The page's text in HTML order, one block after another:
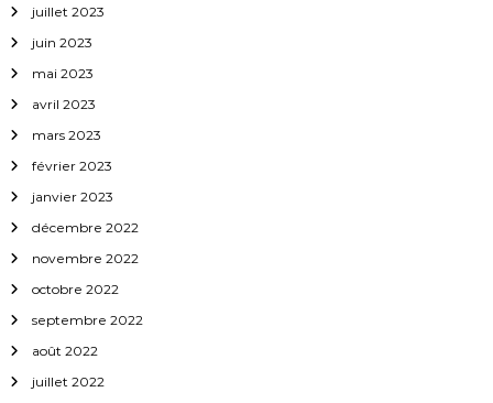
juillet 2023
juin 2023
mai 2023
avril 2023
mars 2023
février 2023
janvier 2023
décembre 2022
novembre 2022
octobre 2022
septembre 2022
août 2022
juillet 2022